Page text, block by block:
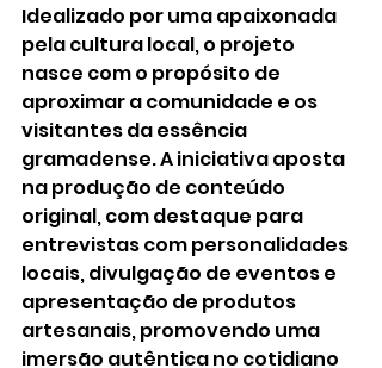
Idealizado por uma apaixonada
pela cultura local, o projeto
nasce com o propósito de
aproximar a comunidade e os
visitantes da essência
gramadense. A iniciativa aposta
na produção de conteúdo
original, com destaque para
entrevistas com personalidades
locais, divulgação de eventos e
apresentação de produtos
artesanais, promovendo uma
imersão autêntica no cotidiano